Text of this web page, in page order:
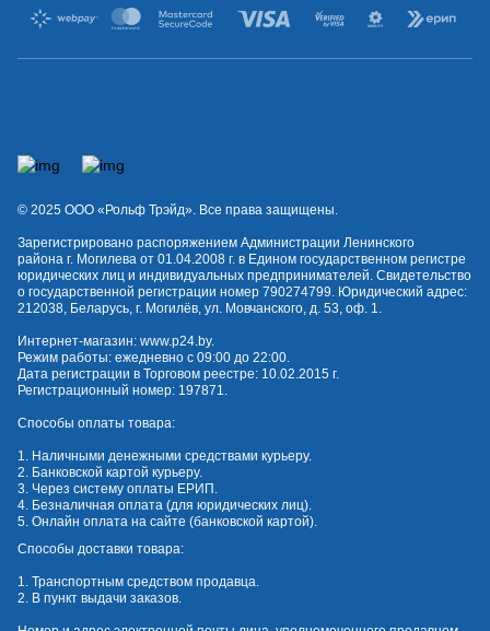
© 2025 OOO «Рольф Трэйд». Все права защищены.
Зарегистрировано распоряжением Администрации Ленинского
района г. Могилева от 01.04.2008 г. в Едином государственном регистре
юридических лиц и индивидуальных предпринимателей. Свидетельство
о государственной регистрации номер 790274799. Юридический адрес:
212038, Беларусь, г. Могилёв, ул. Мовчанского, д. 53, оф. 1.
Интернет-магазин: www.p24.by.
Режим работы: ежедневно с 09:00 до 22:00.
Дата регистрации в Торговом реестре: 10.02.2015 г.
Регистрационный номер: 197871.
Способы оплаты товара:
1. Наличными денежными средствами курьеру.
2. Банковской картой курьеру.
3. Через систему оплаты ЕРИП.
4. Безналичная оплата (для юридических лиц).
5. Онлайн оплата на сайте (банковской картой).
Способы доставки товара:
1. Транспортным средством продавца.
2. В пункт выдачи заказов.